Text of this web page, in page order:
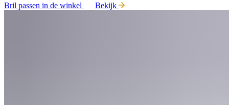
Bril passen in de winkel
Bekijk